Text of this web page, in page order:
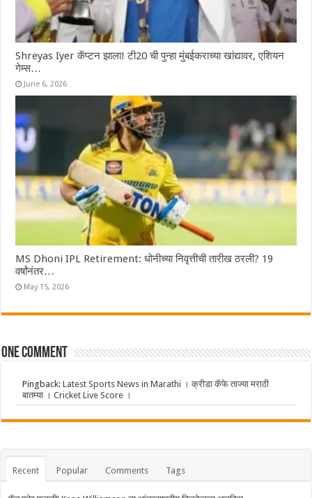
Shreyas Iyer कॅप्टन झाला! टी20 ची पुन्हा मुंबईकराच्या खांद्यावर, एशियन
गेम्स…
June 6, 2026
MS Dhoni IPL Retirement: धोनीच्या निवृत्तीची तारीख ठरली? 19
वर्षांनंतर…
May 15, 2026
One comment
Pingback:Latest Sports News in Marathi । क्रीडा कॅफे ताज्या मराठी
बातम्या । Cricket Live Score ।
Recent Popular Comments Tags